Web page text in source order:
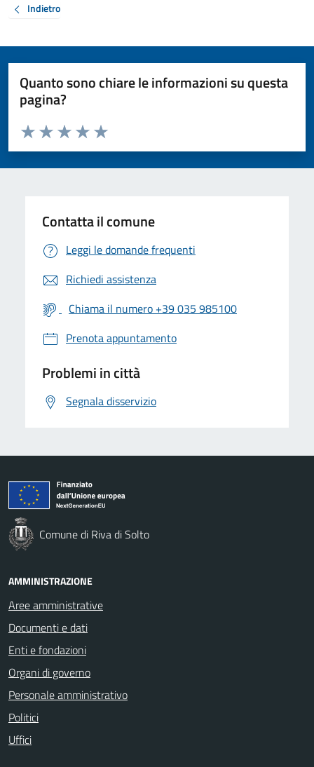
Indietro
Quanto sono chiare le informazioni su questa
pagina?
Valuta da 1 a 5 stelle la pagina
Valuta 5 stelle su 5
Valuta 4 stelle su 5
Valuta 3 stelle su 5
Valuta 2 stelle su 5
Valuta 1 stelle su 5
Contatta il comune
Leggi le domande frequenti
Richiedi assistenza
Chiama il numero +39 035 985100
Prenota appuntamento
Problemi in città
Segnala disservizio
Comune di Riva di Solto
AMMINISTRAZIONE
Aree amministrative
Documenti e dati
Enti e fondazioni
Organi di governo
Personale amministrativo
Politici
Uffici